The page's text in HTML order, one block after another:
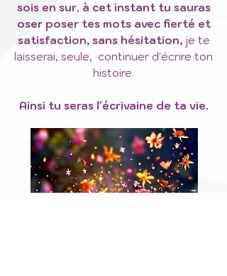
sois en sur, à cet instant tu sauras
oser poser tes mots avec fierté et
satisfaction, sans hésitation, je te
laisserai, seule, continuer d'écrire ton
histoire.
Ainsi tu seras l'écrivaine de ta vie.